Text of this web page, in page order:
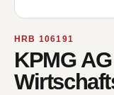
HRB 106191
KPMG AG